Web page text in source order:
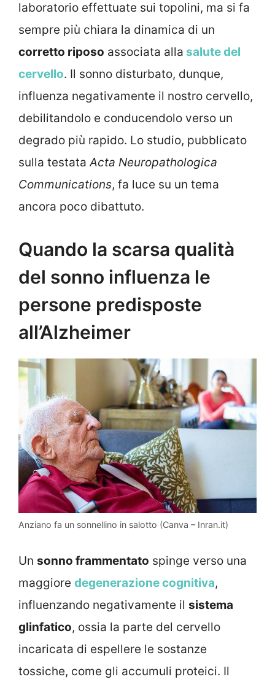
laboratorio effettuate sui topolini, ma si fa
sempre più chiara la dinamica di un
corretto riposo associata alla salute del
cervello. Il sonno disturbato, dunque,
influenza negativamente il nostro cervello,
debilitandolo e conducendolo verso un
degrado più rapido. Lo studio, pubblicato
sulla testataActa Neuropathologica
Communications, fa luce su un tema
ancora poco dibattuto.
Quando la scarsa qualità
del sonno influenza le
persone predisposte
all’Alzheimer
Anziano fa un sonnellino in salotto (Canva – Inran.it)
Un sonno frammentato spinge verso una
maggiore degenerazione cognitiva,
influenzando negativamente il sistema
glinfatico, ossia la parte del cervello
incaricata di espellere le sostanze
tossiche, come gli accumuli proteici. Il